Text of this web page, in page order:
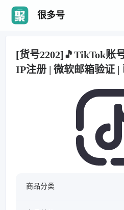
很多号
[货号2202]🎵TikTok账
IP注册 | 微软邮箱验证 |
商品分类